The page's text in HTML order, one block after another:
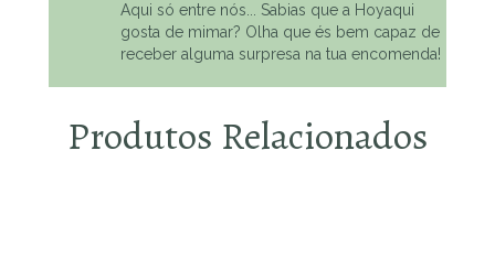
Aqui só entre nós... Sabias que a Hoyaqui
gosta de mimar? Olha que és bem capaz de
receber alguma surpresa na tua encomenda!
Produtos Relacionados